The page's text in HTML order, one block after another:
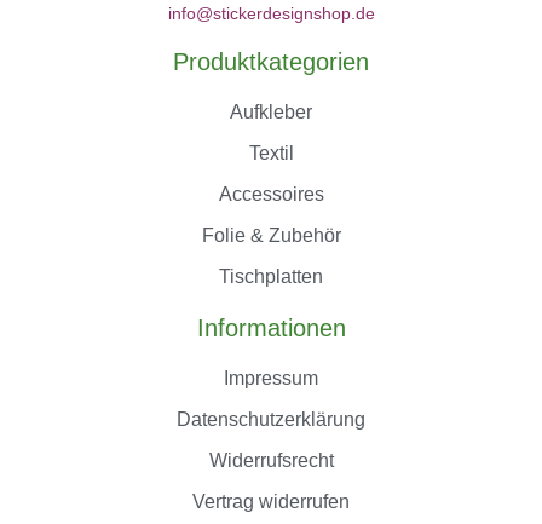
info@stickerdesignshop.de
Produktkategorien
Aufkleber
Textil
Accessoires
Folie & Zubehör
Tischplatten
Informationen
Impressum
Datenschutzerklärung
Widerrufsrecht
Vertrag widerrufen